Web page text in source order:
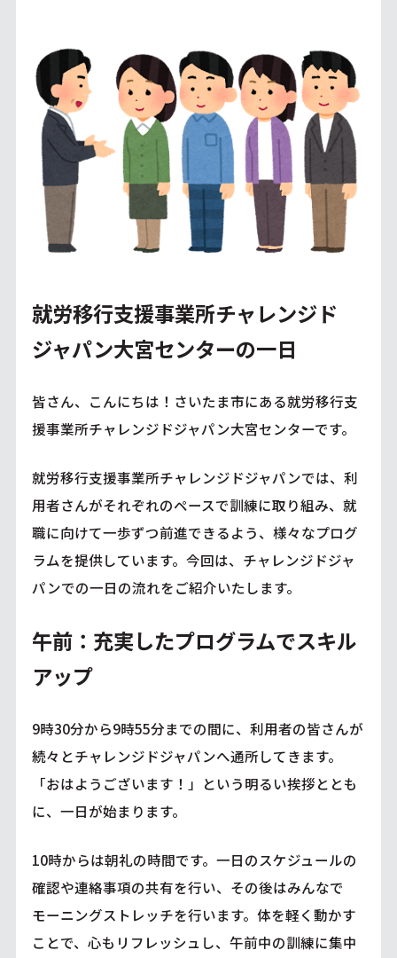
就労移行支援事業所チャレンジド
ジャパン大宮センターの一日
皆さん、こんにちは！さいたま市にある就労移行支
援事業所チャレンジドジャパン大宮センターです。
就労移行支援事業所チャレンジドジャパンでは、利
用者さんがそれぞれのペースで訓練に取り組み、就
職に向けて一歩ずつ前進できるよう、様々なプログ
ラムを提供しています。今回は、チャレンジドジャ
パンでの一日の流れをご紹介いたします。
午前：充実したプログラムでスキル
アップ
9時30分から9時55分までの間に、利用者の皆さんが
続々とチャレンジドジャパンへ通所してきます。
「おはようございます！」という明るい挨拶ととも
に、一日が始まります。
10時からは朝礼の時間です。一日のスケジュールの
確認や連絡事項の共有を行い、その後はみんなで
モーニングストレッチを行います。体を軽く動かす
ことで、心もリフレッシュし、午前中の訓練に集中